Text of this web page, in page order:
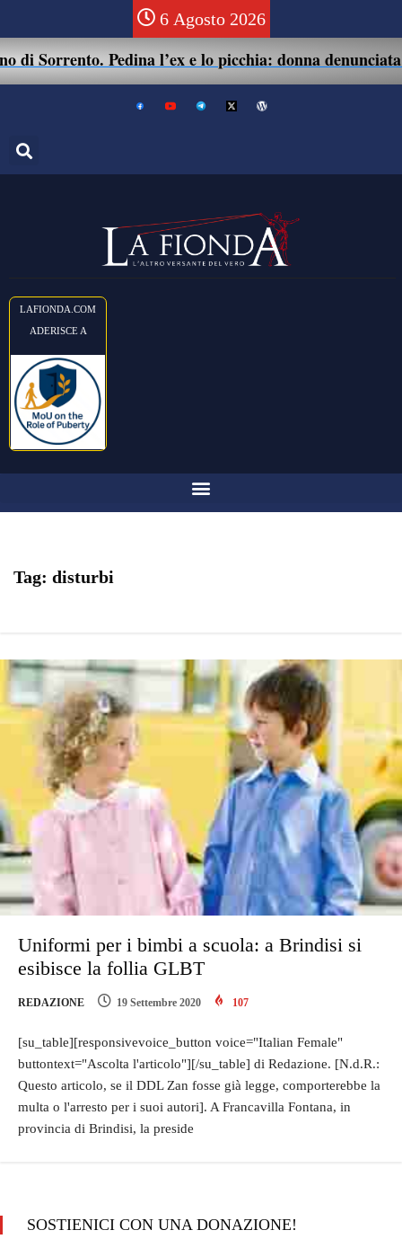
6 Agosto 2026
Sorrento. Pedina l’ex e lo picchia: donna denunciata
LAFIONDA.COM
ADERISCE A
Tag: disturbi
Uniformi per i bimbi a scuola: a Brindisi si
esibisce la follia GLBT
REDAZIONE 19 Settembre 2020 107
[su_table][responsivevoice_button voice="Italian Female"
buttontext="Ascolta l'articolo"][/su_table] di Redazione. [N.d.R.:
Questo articolo, se il DDL Zan fosse già legge, comporterebbe la
multa o l'arresto per i suoi autori]. A Francavilla Fontana, in
provincia di Brindisi, la preside
SOSTIENICI CON UNA DONAZIONE!